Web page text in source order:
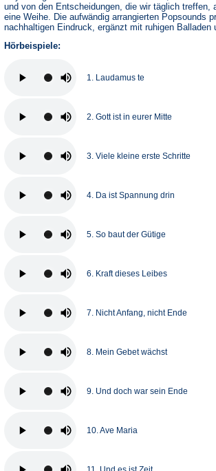
und von den Entscheidungen, die wir täglich treffen,
eine Weihe. Die aufwändig arrangierten Popsounds
nachhaltigen Eindruck, ergänzt mit ruhigen Balladen
Hörbeispiele:
1. Laudamus te
2. Gott ist in eurer Mitte
3. Viele kleine erste Schritte
4. Da ist Spannung drin
5. So baut der Gütige
6. Kraft dieses Leibes
7. Nicht Anfang, nicht Ende
8. Mein Gebet wächst
9. Und doch war sein Ende
10. Ave Maria